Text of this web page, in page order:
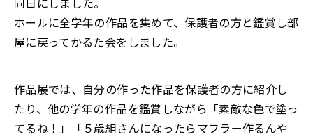
ホールに全学年の作品を集めて、保護者の方と鑑賞し部
屋に戻ってかるた会をしました。
作品展では、自分の作った作品を保護者の方に紹介し
たり、他の学年の作品を鑑賞しながら「素敵な色で塗っ
てるね！」「５歳組さんになったらマフラー作るんや